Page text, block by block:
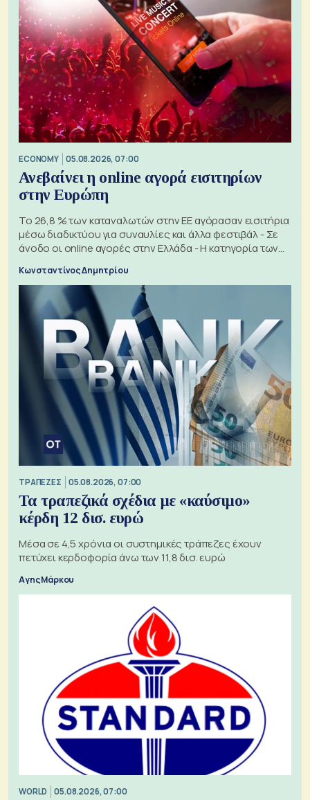
ECONOMY 05.08.2026, 07:00
Ανεβαίνει η online αγορά εισιτηρίων
στην Ευρώπη
Το 26,8 % των καταναλωτών στην ΕΕ αγόρασαν εισιτήρια
μέσω διαδικτύου για συναυλίες και άλλα φεστιβάλ - Σε
άνοδο οι online αγορές στην Ελλάδα - Η κατηγορία των
Κωνσταντίνος Δημητρίου
ΤΡΑΠΕΖΕΣ 05.08.2026, 07:00
Τα τραπεζικά σχέδια με «καύσιμο»
κέρδη 12 δισ. ευρώ
Μέσα σε 4,5 χρόνια οι συστημικές τράπεζες έχουν
πετύχει κερδοφορία άνω των 11,8 δισ. ευρώ
Αγης Μάρκου
WORLD 05.08.2026, 07:00